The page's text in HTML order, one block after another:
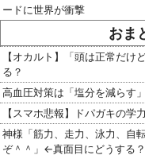
ードに世界が衝撃
おま
【オカルト】「頭は正常だ
る？
高血圧対策は「塩分を減らす
【スマホ悲報】ドパガキの学
神様「筋力、走力、泳力、自
ぞ＾＾」←真面目にどうする？